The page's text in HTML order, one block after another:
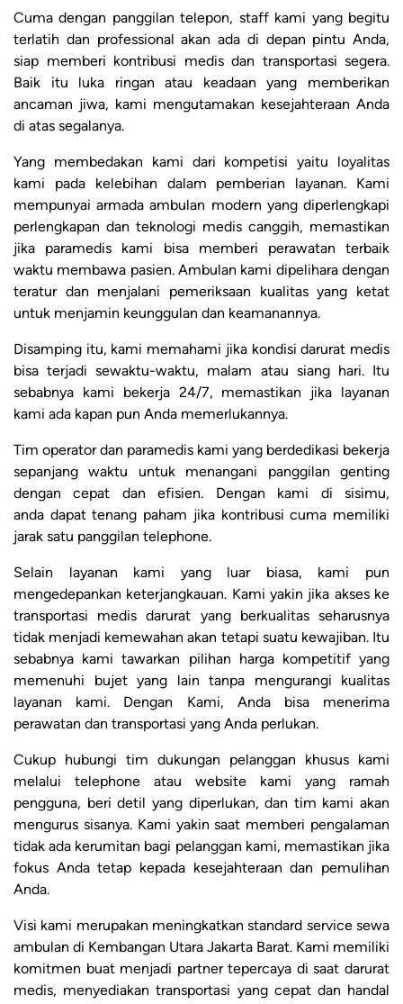
Cuma dengan panggilan telepon, staff kami yang begitu
terlatih dan professional akan ada di depan pintu Anda,
siap memberi kontribusi medis dan transportasi segera.
Baik itu luka ringan atau keadaan yang memberikan
ancaman jiwa, kami mengutamakan kesejahteraan Anda
di atas segalanya.
Yang membedakan kami dari kompetisi yaitu loyalitas
kami pada kelebihan dalam pemberian layanan. Kami
mempunyai armada ambulan modern yang diperlengkapi
perlengkapan dan teknologi medis canggih, memastikan
jika paramedis kami bisa memberi perawatan terbaik
waktu membawa pasien. Ambulan kami dipelihara dengan
teratur dan menjalani pemeriksaan kualitas yang ketat
untuk menjamin keunggulan dan keamanannya.
Disamping itu, kami memahami jika kondisi darurat medis
bisa terjadi sewaktu-waktu, malam atau siang hari. Itu
sebabnya kami bekerja 24/7, memastikan jika layanan
kami ada kapan pun Anda memerlukannya.
Tim operator dan paramedis kami yang berdedikasi bekerja
sepanjang waktu untuk menangani panggilan genting
dengan cepat dan efisien. Dengan kami di sisimu,
anda dapat tenang paham jika kontribusi cuma memiliki
jarak satu panggilan telephone.
Selain layanan kami yang luar biasa, kami pun
mengedepankan keterjangkauan. Kami yakin jika akses ke
transportasi medis darurat yang berkualitas seharusnya
tidak menjadi kemewahan akan tetapi suatu kewajiban. Itu
sebabnya kami tawarkan pilihan harga kompetitif yang
memenuhi bujet yang lain tanpa mengurangi kualitas
layanan kami. Dengan Kami, Anda bisa menerima
perawatan dan transportasi yang Anda perlukan.
Cukup hubungi tim dukungan pelanggan khusus kami
melalui telephone atau website kami yang ramah
pengguna, beri detil yang diperlukan, dan tim kami akan
mengurus sisanya. Kami yakin saat memberi pengalaman
tidak ada kerumitan bagi pelanggan kami, memastikan jika
fokus Anda tetap kepada kesejahteraan dan pemulihan
Anda.
Visi kami merupakan meningkatkan standard service sewa
ambulan di Kembangan Utara Jakarta Barat. Kami memiliki
komitmen buat menjadi partner tepercaya di saat darurat
medis, menyediakan transportasi yang cepat dan handal